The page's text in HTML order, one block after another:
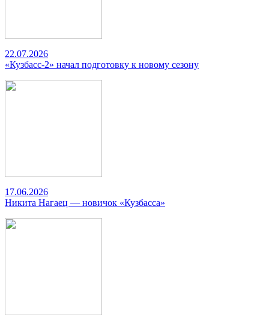
22.07.2026
«Кузбасс-2» начал подготовку к новому сезону
17.06.2026
Никита Нагаец — новичок «Кузбасса»